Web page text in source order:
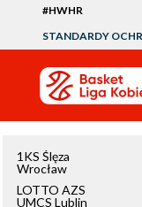
#HWHR
STANDARDY
1KS Ślęza
Wrocław
LOTTO AZS
UMCS Lublin